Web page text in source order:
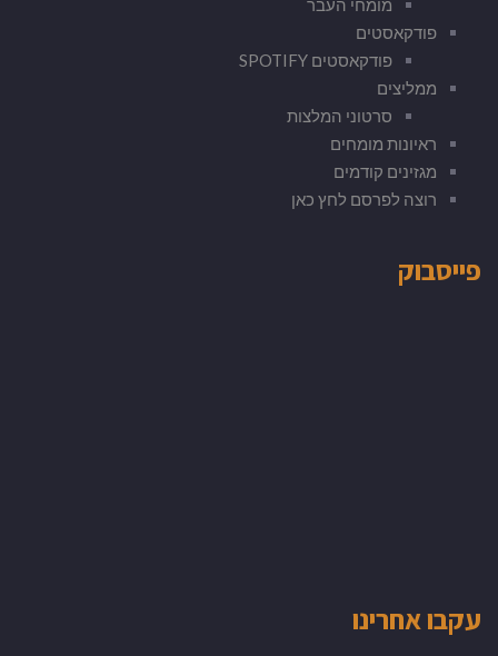
מומחי העבר
פודקאסטים
פודקאסטים SPOTIFY
ממליצים
סרטוני המלצות
ראיונות מומחים
מגזינים קודמים
רוצה לפרסם לחץ כאן
פייסבוק
עקבו אחרינו